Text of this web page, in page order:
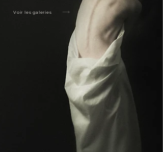
Voir les galeries